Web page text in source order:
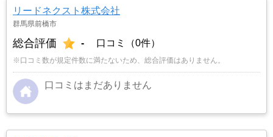
リードネクスト株式会社
群馬県前橋市
総合評価 - 口コミ（0件）
※口コミ数が規定件数に満たないため、総合評価はありません。
口コミはまだありません